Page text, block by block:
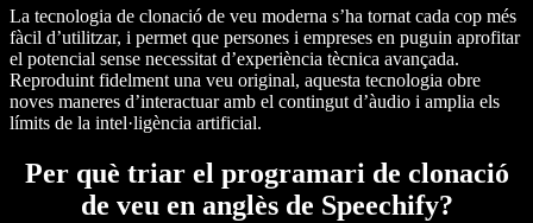
La tecnologia de clonació de veu moderna s’ha tornat cada cop més
fàcil d’utilitzar, i permet que persones i empreses en puguin aprofitar
el potencial sense necessitat d’experiència tècnica avançada.
Reproduint fidelment una veu original, aquesta tecnologia obre
noves maneres d’interactuar amb el contingut d’àudio i amplia els
límits de la intel·ligència artificial.
Per què triar el programari de clonació
de veu en anglès de Speechify?